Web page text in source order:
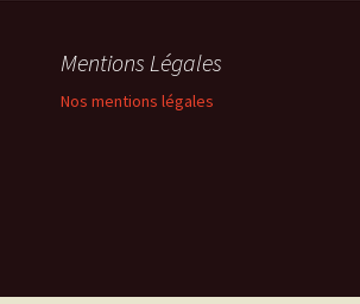
Mentions Légales
Nos mentions légales